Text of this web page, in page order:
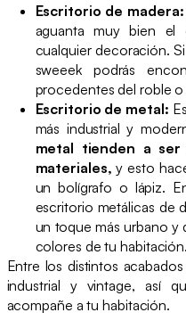
Escritorio de madera:
aguanta muy bien
cualquier decoración.
sweeek podrás
procedentes del roble o
Escritorio de metal:
más industrial y
metal tienden a
materiales, y esto
un bolígrafo o lápiz.
escritorio metálicas de
un toque más urbano y
colores de tu habitación.
Entre los distintos
industrial y vintage, así
acompañe a tu habitación.